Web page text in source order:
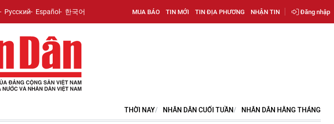
Русский Español 한국어 MUA BÁO TIN MỚI TIN ĐỊA PHƯƠNG NHẬN TIN Đăng nhập
THỜI NAY NHÂN DÂN CUỐI TUẦN NHÂN DÂN HẰNG THÁNG